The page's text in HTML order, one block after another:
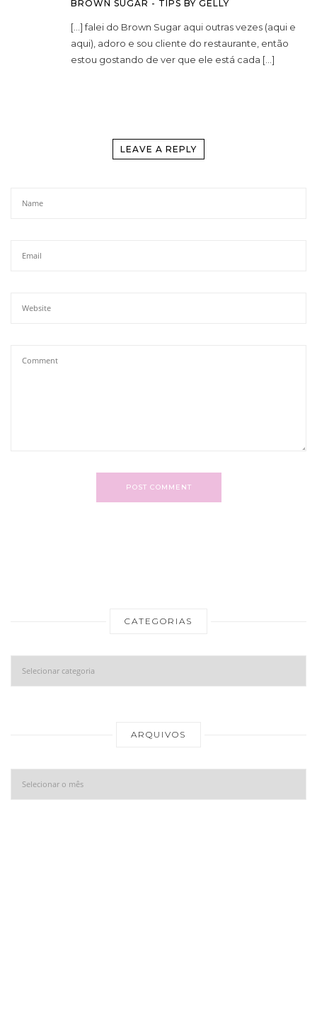
BROWN SUGAR - TIPS BY GELLY
[…] falei do Brown Sugar aqui outras vezes (aqui e
aqui), adoro e sou cliente do restaurante, então
estou gostando de ver que ele está cada […]
LEAVE A REPLY
POST COMMENT
CATEGORIAS
Categorias
ARQUIVOS